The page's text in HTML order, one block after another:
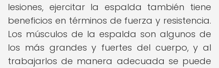
lesiones, ejercitar la espalda también tiene
beneficios en términos de fuerza y resistencia.
Los músculos de la espalda son algunos de
los más grandes y fuertes del cuerpo, y al
trabajarlos de manera adecuada se puede